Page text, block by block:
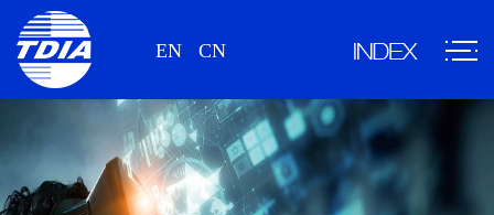
EN CN